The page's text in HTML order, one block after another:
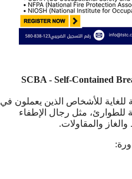
SCBA - Self-Contained
للأشخاص الذين يعملون في
للطوارئ، مثل رجال الإطفاء
والمقاولات.